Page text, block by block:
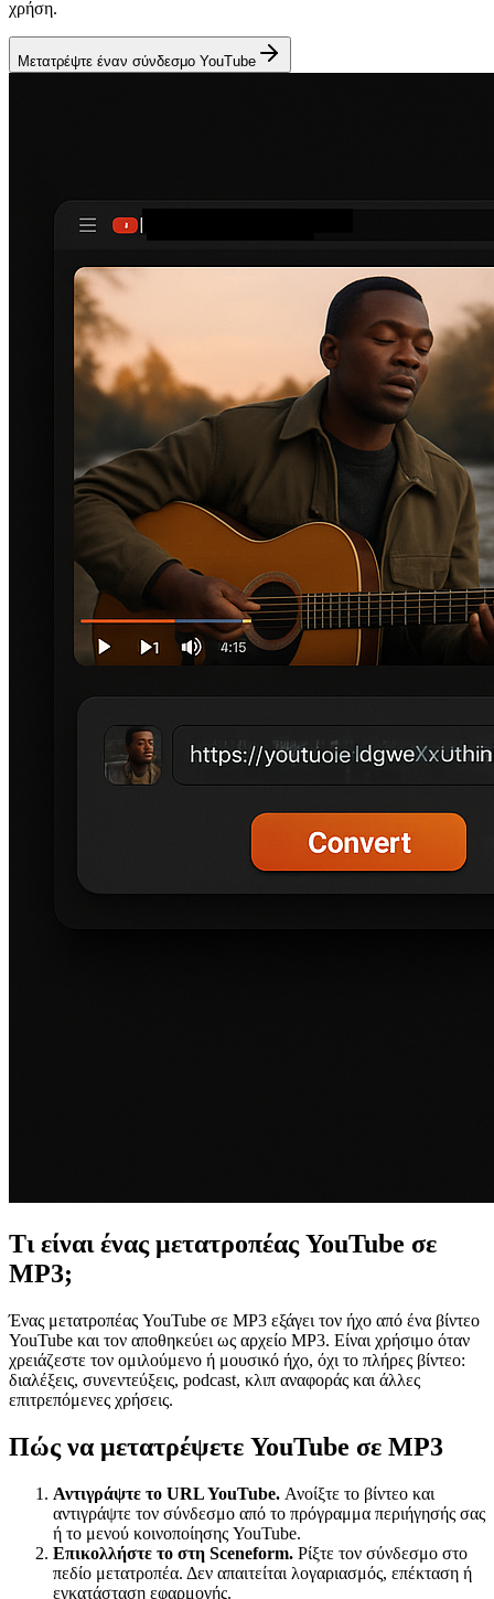
χρήση.
Μετατρέψτε έναν σύνδεσμο YouTube
Τι είναι ένας μετατροπέας YouTube σε
MP3;
Ένας μετατροπέας YouTube σε MP3 εξάγει τον ήχο από ένα βίντεο
YouTube και τον αποθηκεύει ως αρχείο MP3. Είναι χρήσιμο όταν
χρειάζεστε τον ομιλούμενο ή μουσικό ήχο, όχι το πλήρες βίντεο:
διαλέξεις, συνεντεύξεις, podcast, κλιπ αναφοράς και άλλες
επιτρεπόμενες χρήσεις.
Πώς να μετατρέψετε YouTube σε MP3
Αντιγράψτε το URL YouTube. Ανοίξτε το βίντεο και
αντιγράψτε τον σύνδεσμο από το πρόγραμμα περιήγησής σας
ή το μενού κοινοποίησης YouTube.
Επικολλήστε το στη Sceneform. Ρίξτε τον σύνδεσμο στο
πεδίο μετατροπέα. Δεν απαιτείται λογαριασμός, επέκταση ή
εγκατάσταση εφαρμογής.